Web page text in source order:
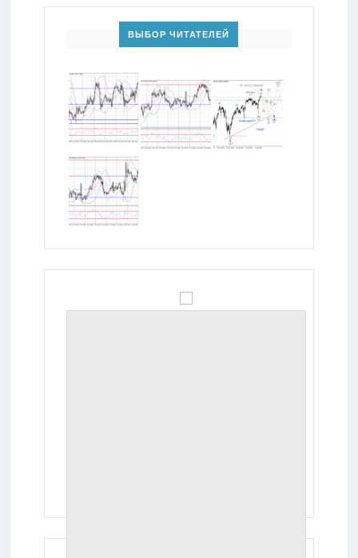
ВЫБОР ЧИТАТЕЛЕЙ